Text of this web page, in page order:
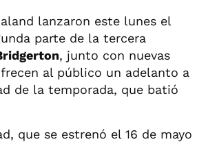
lanzaron este lunes el
parte de la tercera
, junto con nuevas
al público un adelanto a
de la temporada, que batió
que se estrenó el 16 de mayo